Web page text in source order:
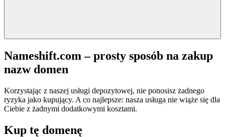
Nameshift.com – prosty sposób na zakup
nazw domen
Korzystając z naszej usługi depozytowej, nie ponosisz żadnego
ryzyka jako kupujący. A co najlepsze: nasza usługa nie wiąże się dla
Ciebie z żadnymi dodatkowymi kosztami.
Kup tę domenę